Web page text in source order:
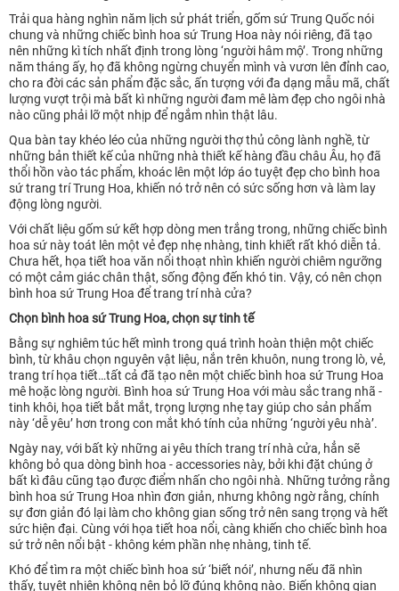
Trải qua hàng nghìn năm lịch sử phát triển, gốm sứ Trung Quốc nói
chung và những chiếc bình hoa sứ Trung Hoa này nói riêng, đã tạo
nên những kì tích nhất định trong lòng ‘người hâm mộ’. Trong những
năm tháng ấy, họ đã không ngừng chuyển mình và vươn lên đỉnh cao,
cho ra đời các sản phẩm đặc sắc, ấn tượng với đa dạng mẫu mã, chất
lượng vượt trội mà bất kì những người đam mê làm đẹp cho ngôi nhà
nào cũng phải lỡ một nhịp để ngắm nhìn thật lâu.
Qua bàn tay khéo léo của những người thợ thủ công lành nghề, từ
những bản thiết kế của những nhà thiết kế hàng đầu châu Âu, họ đã
thổi hồn vào tác phẩm, khoác lên một lớp áo tuyệt đẹp cho bình hoa
sứ trang trí Trung Hoa, khiến nó trở nên có sức sống hơn và làm lay
động lòng người.
Với chất liệu gốm sứ kết hợp dòng men trắng trong, những chiếc bình
hoa sứ này toát lên một vẻ đẹp nhẹ nhàng, tinh khiết rất khó diễn tả.
Chưa hết, họa tiết hoa văn nổi thoạt nhìn khiến người chiêm ngưỡng
có một cảm giác chân thật, sống động đến khó tin. Vậy, có nên chọn
bình hoa sứ Trung Hoa để trang trí nhà cửa?
Chọn bình hoa sứ Trung Hoa, chọn sự tinh tế
Bằng sự nghiêm túc hết mình trong quá trình hoàn thiện một chiếc
bình, từ khâu chọn nguyên vật liệu, nắn trên khuôn, nung trong lò, vẻ,
trang trí họa tiết…tất cả đã tạo nên một chiếc bình hoa sứ Trung Hoa
mê hoặc lòng người. Bình hoa sứ Trung Hoa với màu sắc trang nhã -
tinh khôi, họa tiết bắt mắt, trọng lượng nhẹ tay giúp cho sản phẩm
này ‘dễ yêu’ hơn trong con mắt khó tính của những ‘người yêu nhà’.
Ngày nay, với bất kỳ những ai yêu thích trang trí nhà cửa, hẳn sẽ
không bỏ qua dòng bình hoa - accessories này, bởi khi đặt chúng ở
bất kì đâu cũng tạo được điểm nhấn cho ngôi nhà. Những tưởng rằng
bình hoa sứ Trung Hoa nhìn đơn giản, nhưng không ngờ rằng, chính
sự đơn giản đó lại làm cho không gian sống trở nên sang trọng và hết
sức hiện đại. Cùng với họa tiết hoa nổi, càng khiến cho chiếc bình hoa
sứ trở nên nổi bật - không kém phần nhẹ nhàng, tinh tế.
Khó để tìm ra một chiếc bình hoa sứ ‘biết nói’, nhưng nếu đã nhìn
thấy, tuyệt nhiên không nên bỏ lỡ đúng không nào. Biến không gian